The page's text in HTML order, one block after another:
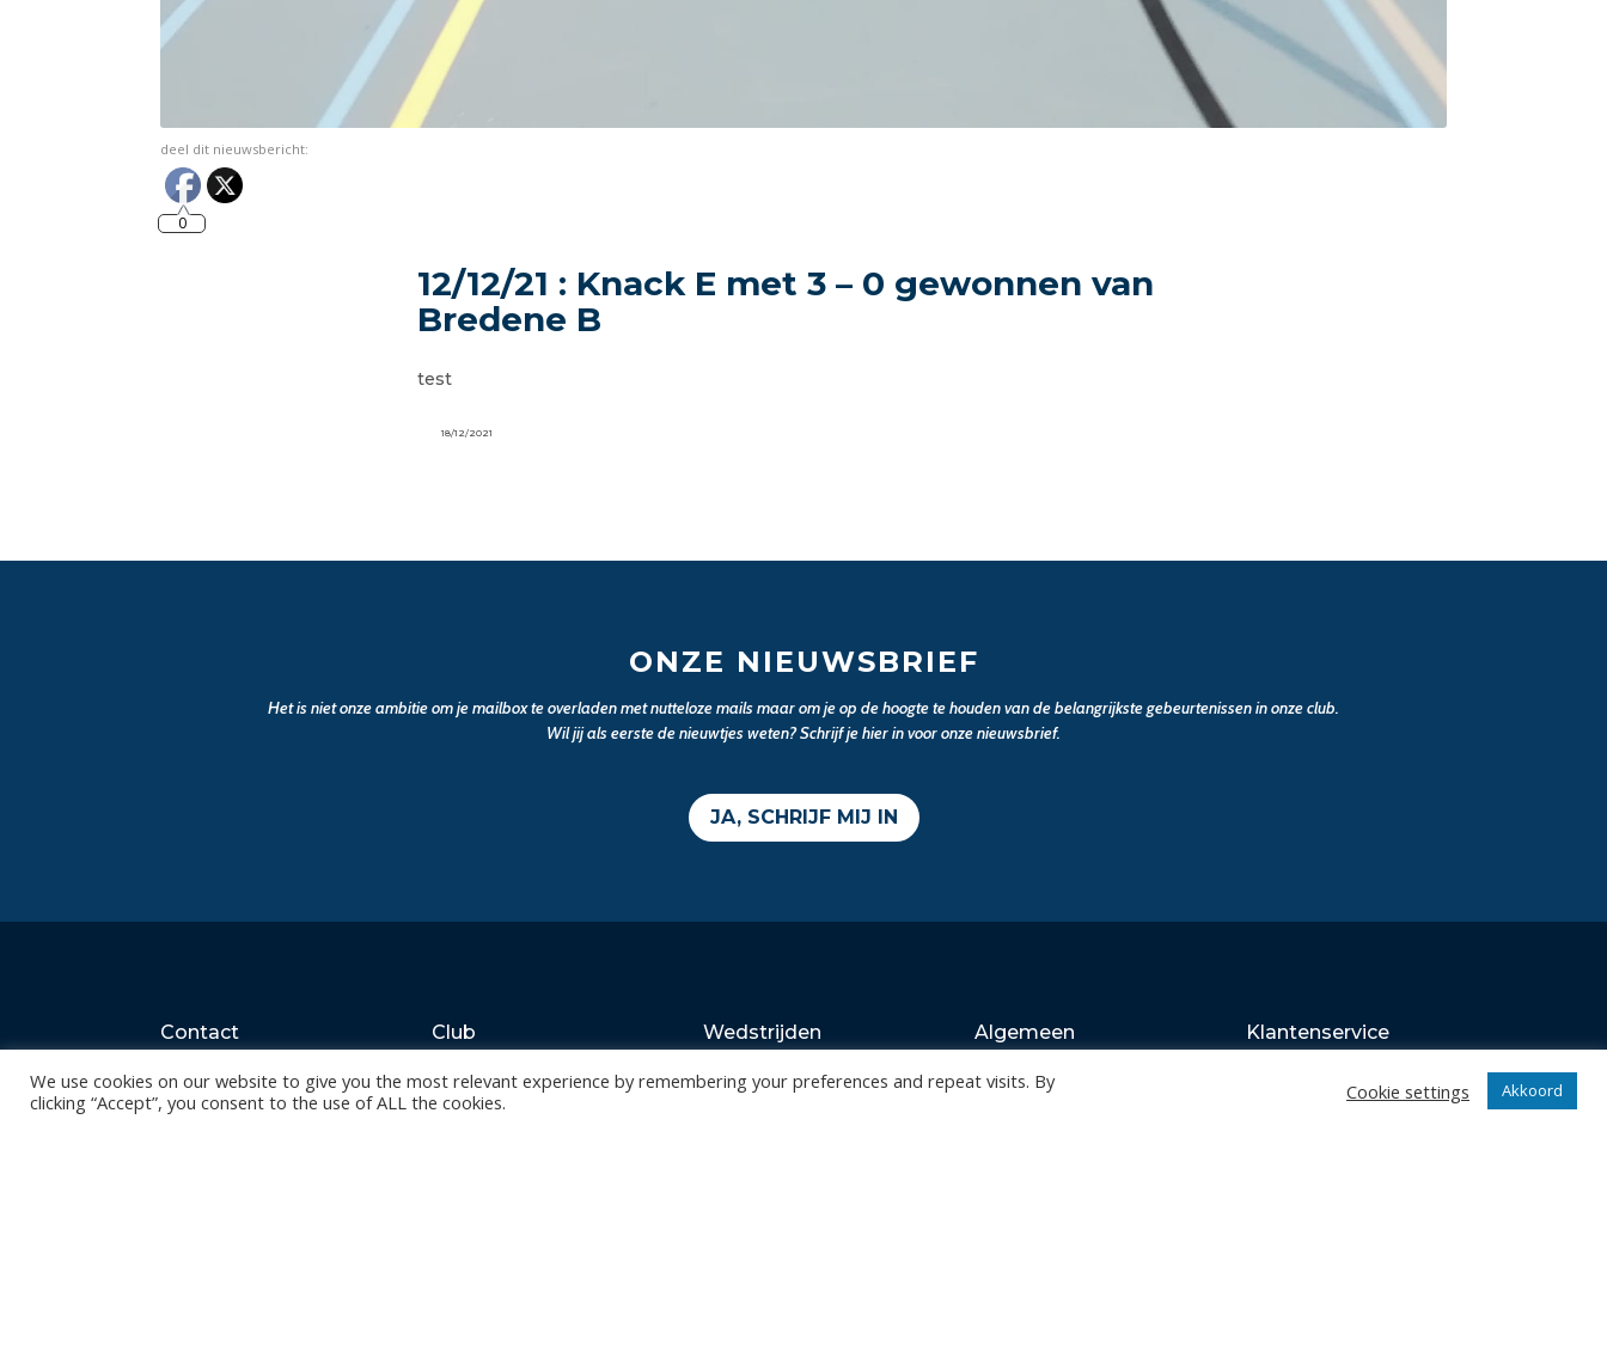
deel dit nieuwsbericht:
0
12/12/21 : Knack E met 3 – 0 gewonnen van
Bredene B
test
18/12/2021
ONZE NIEUWSBRIEF
Het is niet onze ambitie om je mailbox te overladen met nutteloze mails maar om je op de hoogte te houden van de belangrijkste gebeurtenissen in onze club.
Wil jij als eerste de nieuwtjes weten? Schrijf je hier in voor onze nieuwsbrief.
JA, SCHRIJF MIJ IN
Contact
8800 Roeselare
office@knackvolley.be
Club
Team
Wedstrijden
Abonnementen
Algemeen
Events
Klantenservice
Algemene voorwaarden
We use cookies on our website to give you the most relevant experience by remembering your preferences and repeat visits. By
clicking “Accept”, you consent to the use of ALL the cookies.
Cookie settings Akkoord